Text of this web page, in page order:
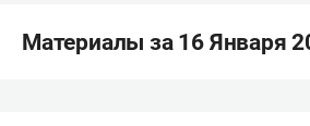
Материалы за 16 Января